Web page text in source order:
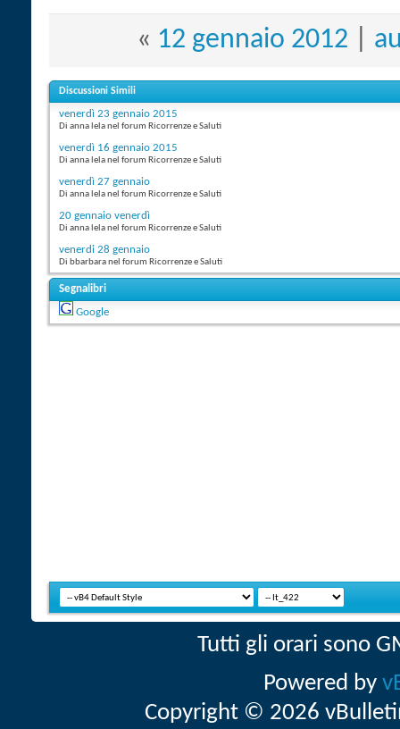
« 12 gennaio 2012
Discussioni Simili
venerdì 23 gennaio 2015
Di anna lela nel forum Ricorrenze e Saluti
venerdì 16 gennaio 2015
Di anna lela nel forum Ricorrenze e Saluti
venerdì 27 gennaio
Di anna lela nel forum Ricorrenze e Saluti
20 gennaio venerdì
Di anna lela nel forum Ricorrenze e Saluti
venerdi 28 gennaio
Di bbarbara nel forum Ricorrenze e Saluti
Segnalibri
Google
Tutti gli orari sono
Powered by
Copyright © 2026